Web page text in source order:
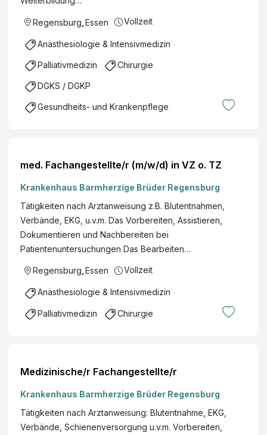
Regensburg Essen Vollzeit
Anästhesiologie & Intensivmedizin
Palliativmedizin Chirurgie
DGKS / DGKP
Gesundheits- und Krankenpflege
med. Fachangestellte/r (m/w/d) in VZ o. TZ
Krankenhaus Barmherzige Brüder Regensburg
Tätigkeiten nach Arztanweisung z.B. Blutentnahmen,
Verbände, EKG, u.v.m. Das Vorbereiten, Assistieren,
Dokumentieren und Nachbereiten bei
Patientenuntersuchungen Das Bearbeiten…
Regensburg, Essen Vollzeit
Anästhesiologie & Intensivmedizin
Palliativmedizin Chirurgie
Medizinische/r Fachangestellte/r
Krankenhaus Barmherzige Brüder Regensburg
Tätigkeiten nach Arztanweisung: Blutentnahme, EKG,
Verbände, Schienenversorgung u.v.m. Vorbereiten,